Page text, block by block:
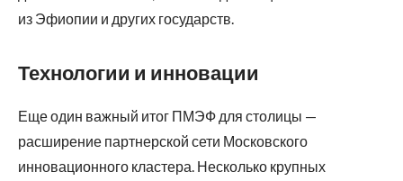
из Эфиопии и других государств.
Технологии и инновации
Еще один важный итог ПМЭФ для столицы —
расширение партнерской сети Московского
инновационного кластера. Несколько крупных